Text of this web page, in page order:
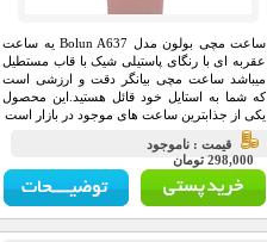
ساعت مچی بولون مدل Bolun A637 یه ساعت
عقربه ای با رنگای پاستیلی شیک با قاب مستطیل
میباشد ساعت مچی بیانگر دقت و ارزشی است
که شما به استایل خود قائل هستید.این محصول
یکی از جذابترین ساعت های موجود در بازار است
قيمت : ناموجود
298,000 تومان